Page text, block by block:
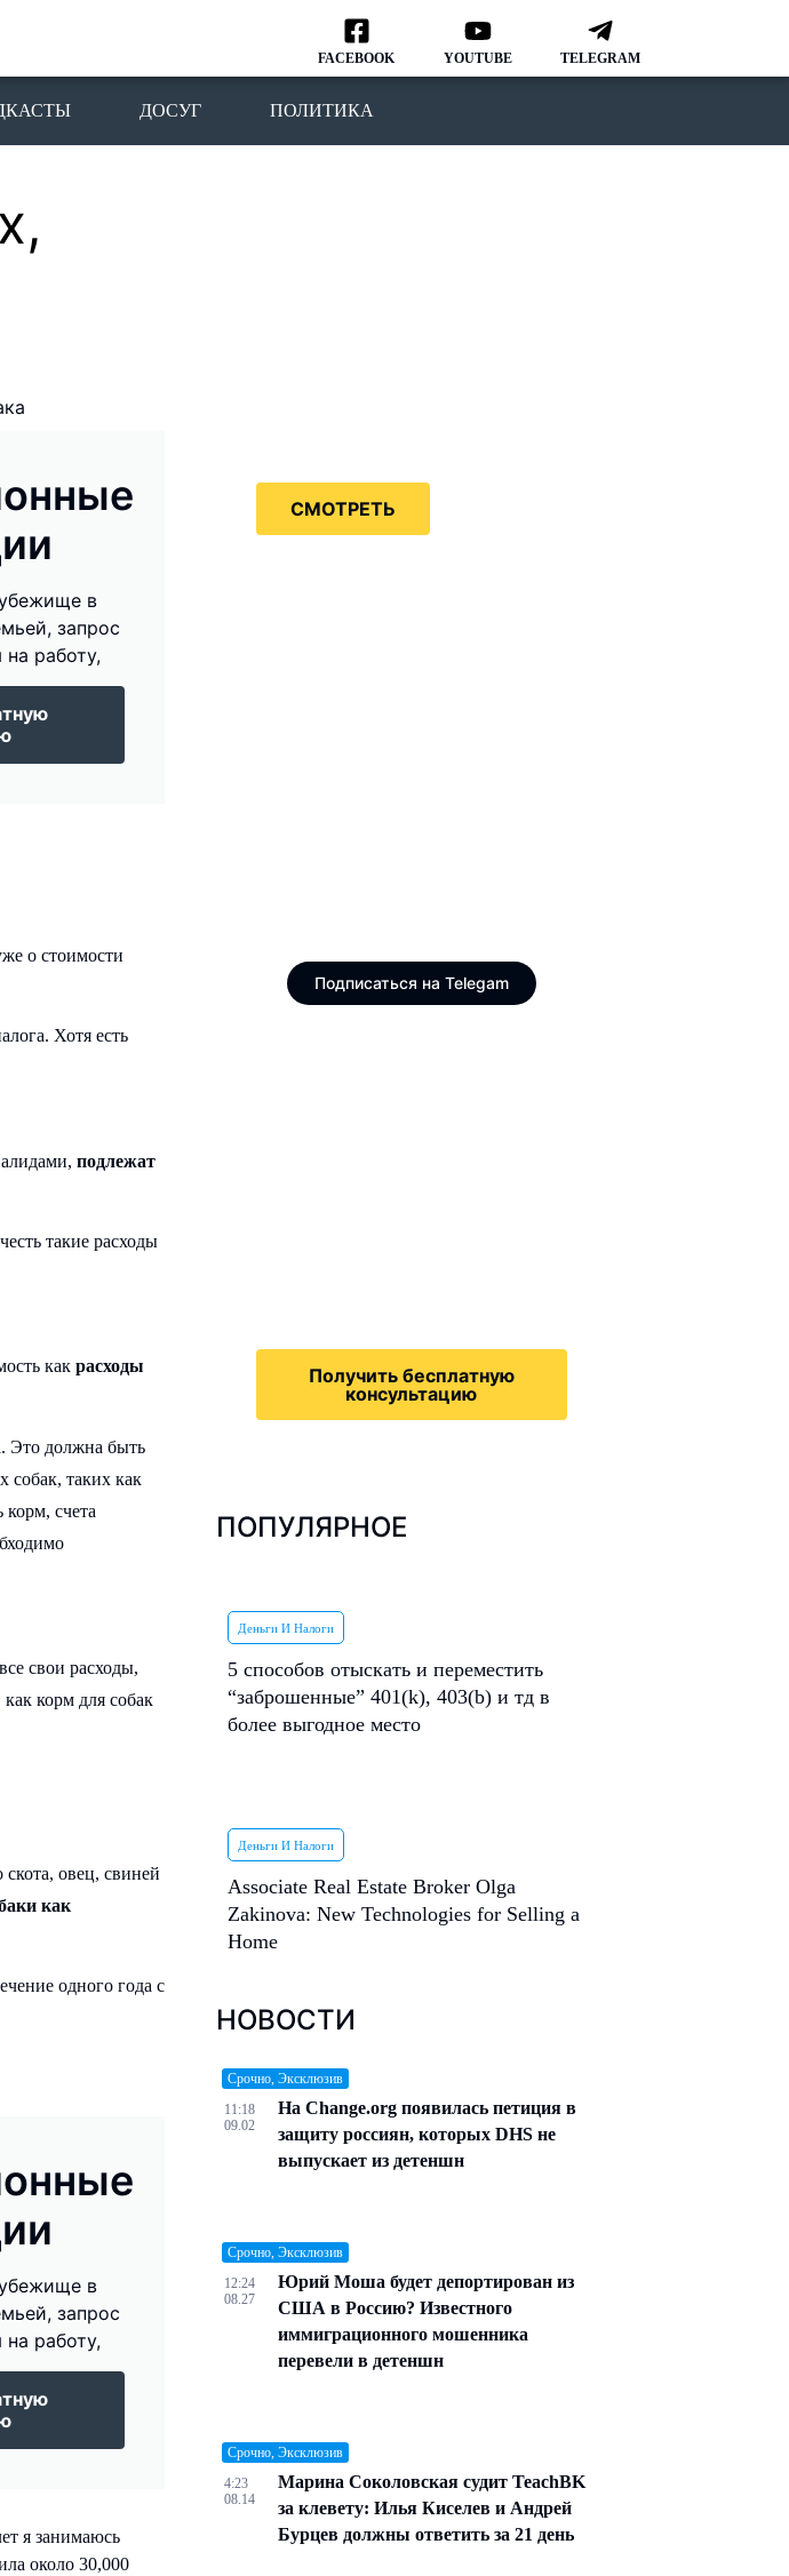
FACEBOOK YOUTUBE TELEGRAM
ДОСУГ ПОЛИТИКА
в
запрос
работу,
о стоимости
Хотя есть
подлежат
такие расходы
как расходы
Это должна быть
собак, таких как
счета
свои расходы,
корм для собак
овец, свиней
как
одного года с
в
запрос
работу,
я занимаюсь
около 30,000
СМОТРЕТЬ
Подписаться на Telegam
Получить бесплатную
консультацию
ПОПУЛЯРНОЕ
Деньги И Налоги
5 способов отыскать и переместить
“заброшенные” 401(k), 403(b) и тд в
более выгодное место
Деньги И Налоги
Associate Real Estate Broker Olga
Zakinova: New Technologies for Selling a
Home
НОВОСТИ
Срочно, Эксклюзив
11:18
09.02
На Change.org появилась петиция в
защиту россиян, которых DHS не
выпускает из детеншн
Срочно, Эксклюзив
12:24
08.27
Юрий Моша будет депортирован из
США в Россию? Известного
иммиграционного мошенника
перевели в детеншн
Срочно, Эксклюзив
4:23
08.14
Марина Соколовская судит TeachBK
за клевету: Илья Киселев и Андрей
Бурцев должны ответить за 21 день